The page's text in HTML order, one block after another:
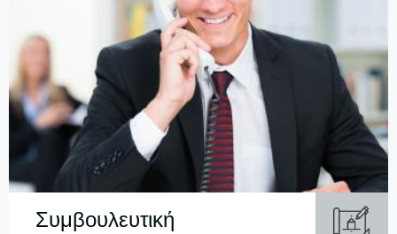
Συμβουλευτική